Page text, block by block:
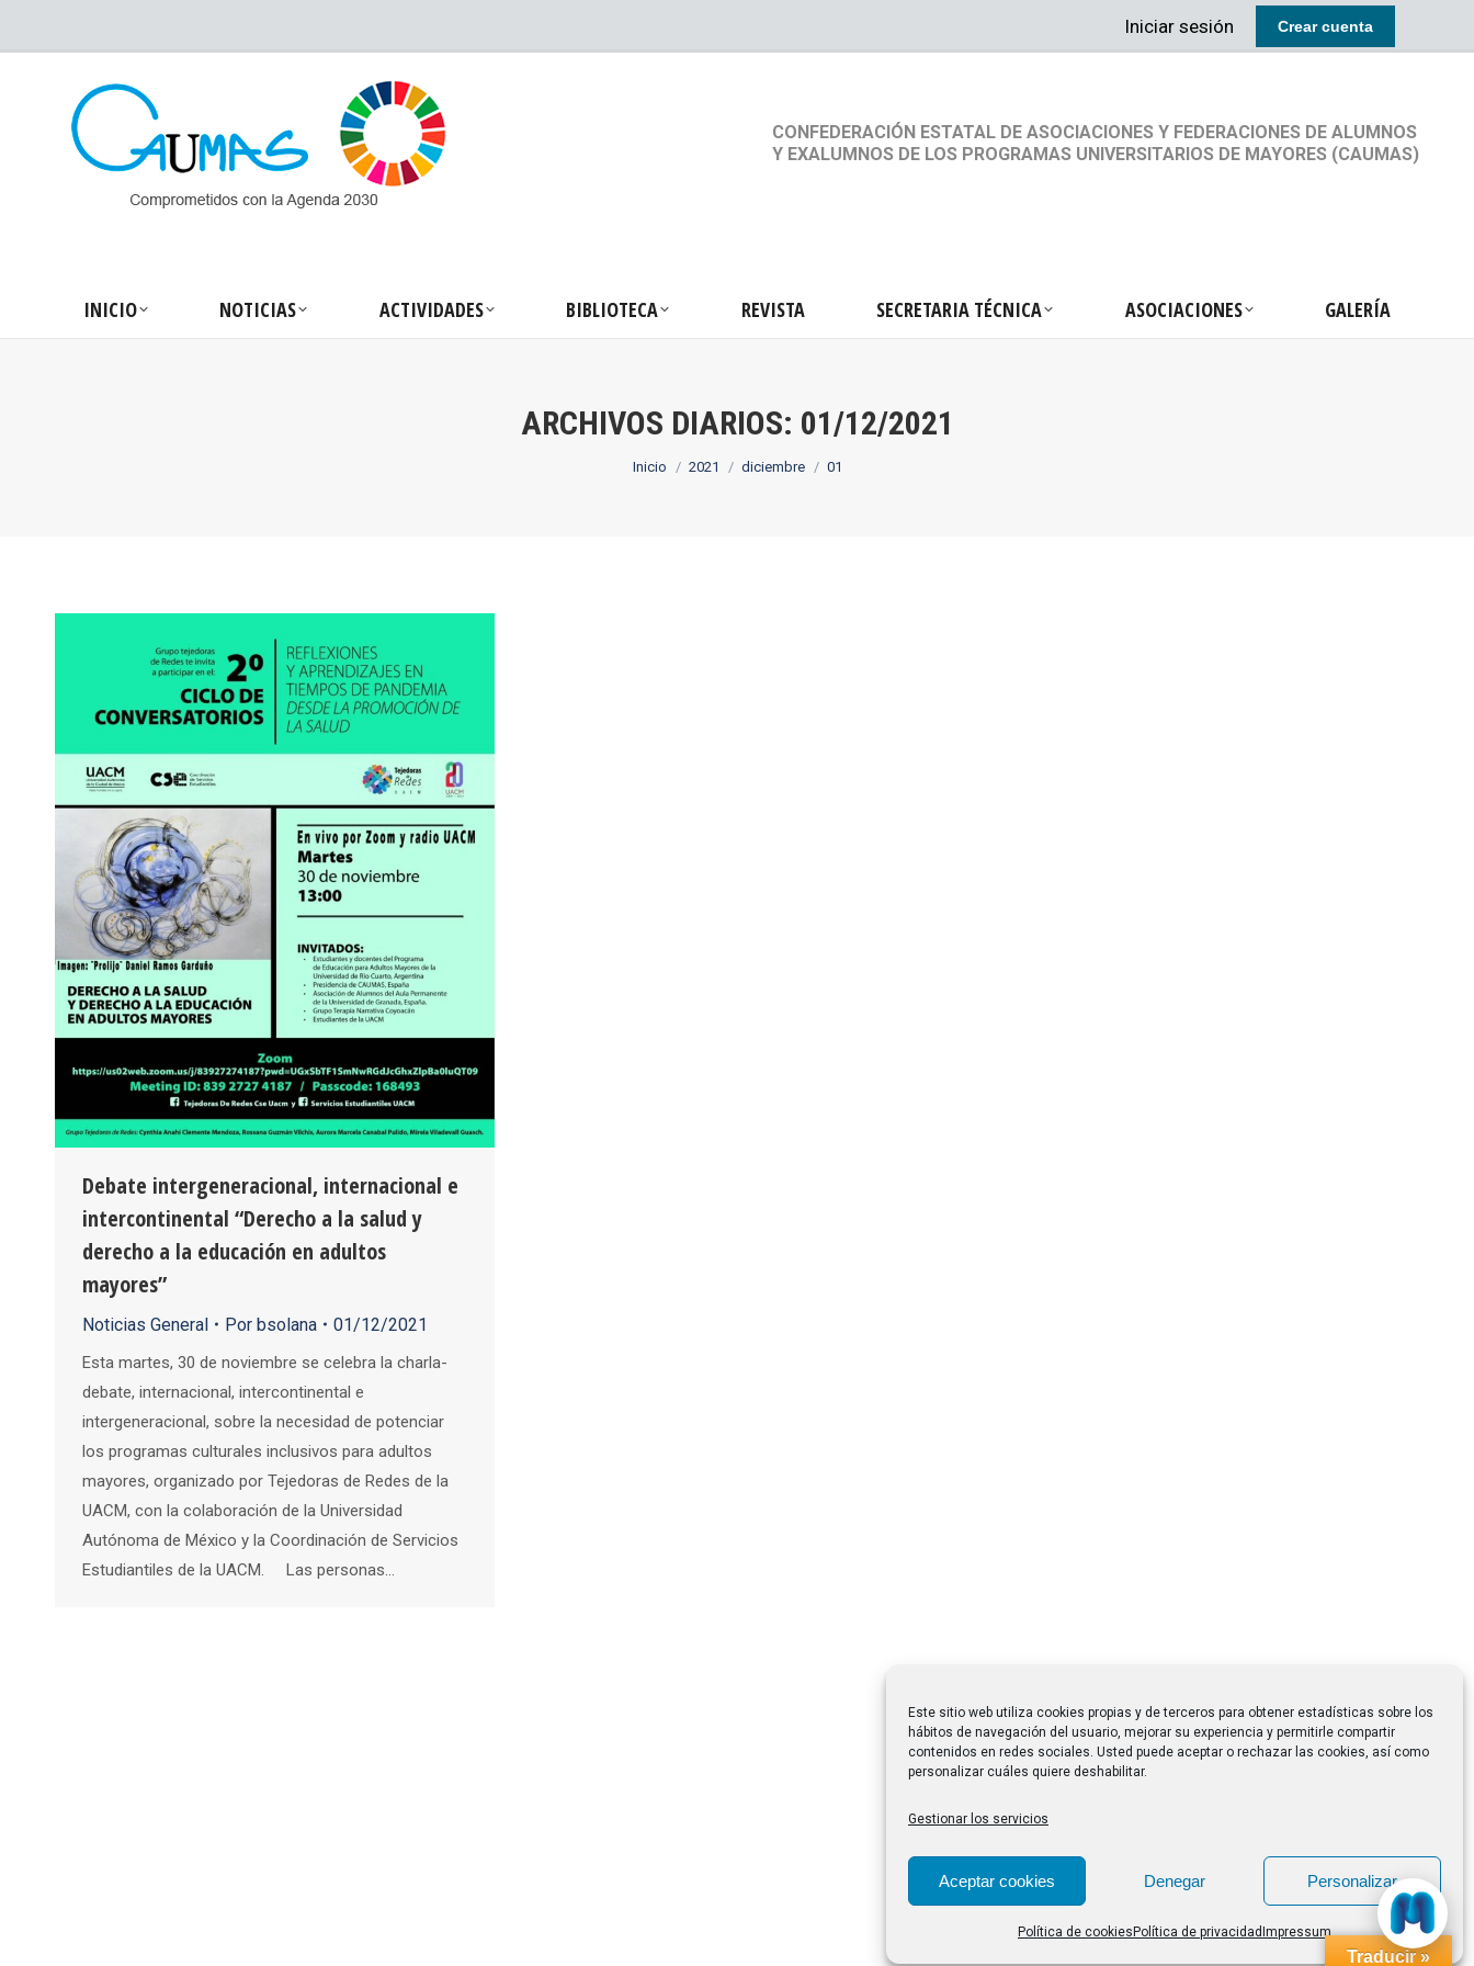
Este sitio web utiliza cookies propias y de terceros para obtener estadísticas sobre los
hábitos de navegación del usuario, mejorar su experiencia y permitirle compartir
contenidos en redes sociales. Usted puede aceptar o rechazar las cookies, así como
personalizar cuáles quiere deshabilitar.
Gestionar los servicios
Aceptar cookies Denegar Personalizar
Política de cookies Política de privacidad Impressum
Iniciar sesión Crear cuenta
CONFEDERACIÓN ESTATAL DE ASOCIACIONES Y FEDERACIONES DE ALUMNOS
Y EXALUMNOS DE LOS PROGRAMAS UNIVERSITARIOS DE MAYORES (CAUMAS)
INICIO NOTICIAS ACTIVIDADES BIBLIOTECA REVISTA SECRETARIA TÉCNICA ASOCIACIONES GALERÍA
ARCHIVOS DIARIOS: 01/12/2021
Estás aquí:
Inicio 2021 diciembre 01
Debate intergeneracional, internacional e
intercontinental “Derecho a la salud y
derecho a la educación en adultos
mayores”
Noticias General Por bsolana 01/12/2021
Esta martes, 30 de noviembre se celebra la charla-
debate, internacional, intercontinental e
intergeneracional, sobre la necesidad de potenciar
los programas culturales inclusivos para adultos
mayores, organizado por Tejedoras de Redes de la
UACM, con la colaboración de la Universidad
Autónoma de México y la Coordinación de Servicios
Estudiantiles de la UACM. Las personas…
Traducir »